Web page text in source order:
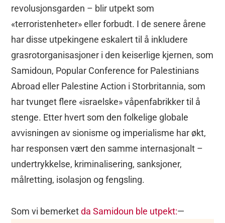
revolusjonsgarden – blir utpekt som
«terroristenheter» eller forbudt. I de senere årene
har disse utpekingene eskalert til å inkludere
grasrotorganisasjoner i den keiserlige kjernen, som
Samidoun, Popular Conference for Palestinians
Abroad eller Palestine Action i Storbritannia, som
har tvunget flere «israelske» våpenfabrikker til å
stenge. Etter hvert som den folkelige globale
avvisningen av sionisme og imperialisme har økt,
har responsen vært den samme internasjonalt –
undertrykkelse, kriminalisering, sanksjoner,
målretting, isolasjon og fengsling.
Som vi bemerketda Samidoun ble utpekt:—